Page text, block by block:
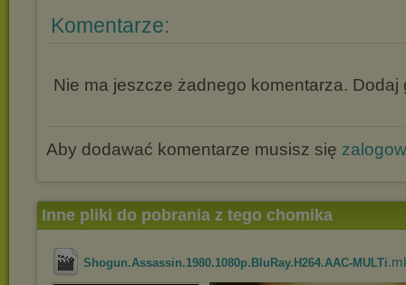
Komentarze:
Nie ma jeszcze żadnego komentarza. Dodaj
Aby dodawać komentarze musisz się
Inne pliki do pobrania z tego chomika
Shogun.Assassin.1980.1080p.BluRay.H264.AAC-MULTi